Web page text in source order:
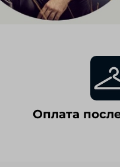
Оплата